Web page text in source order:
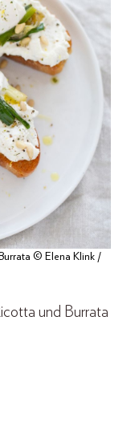
© Elena Klink /
und Burrata